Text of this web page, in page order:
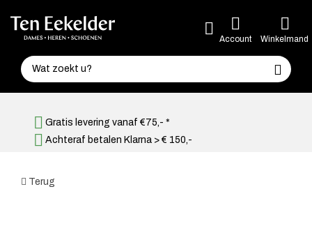
Account Winkelmand
Gratis levering vanaf €75,- *
Achteraf betalen Klarna > € 150,-
Terug